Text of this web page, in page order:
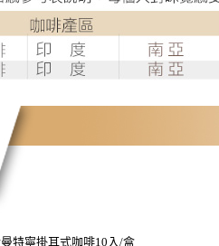
特寧掛耳式咖啡10入/盒